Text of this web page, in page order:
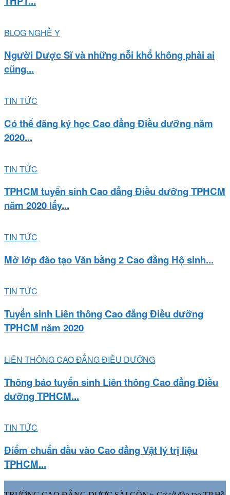
BLOG NGHỀ Y
Người Dược Sĩ và những nỗi khổ không phải ai
cũng...
TIN TỨC
Có thể đăng ký học Cao đẳng Điều dưỡng năm
2020...
TIN TỨC
TPHCM tuyển sinh Cao đẳng Điều dưỡng TPHCM
năm 2020 lấy...
TIN TỨC
Mở lớp đào tạo Văn bằng 2 Cao đẳng Hộ sinh...
TIN TỨC
Tuyển sinh Liên thông Cao đẳng Điều dưỡng
TPHCM năm 2020
LIÊN THÔNG CAO ĐẲNG ĐIỀU DƯỠNG
Thông báo tuyển sinh Liên thông Cao đẳng Điều
dưỡng TPHCM...
TIN TỨC
Điểm chuẩn đầu vào Cao đẳng Vật lý trị liệu
TPHCM...